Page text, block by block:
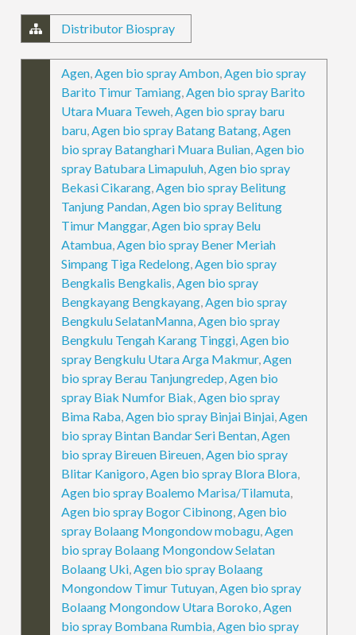
Distributor Biospray
Agen,Agen bio spray Ambon,Agen bio spray
Barito Timur Tamiang,Agen bio spray Barito
Utara Muara Teweh,Agen bio spray baru
baru,Agen bio spray Batang Batang,Agen
bio spray Batanghari Muara Bulian,Agen bio
spray Batubara Limapuluh,Agen bio spray
Bekasi Cikarang,Agen bio spray Belitung
Tanjung Pandan,Agen bio spray Belitung
Timur Manggar,Agen bio spray Belu
Atambua,Agen bio spray Bener Meriah
Simpang Tiga Redelong,Agen bio spray
Bengkalis Bengkalis,Agen bio spray
Bengkayang Bengkayang,Agen bio spray
Bengkulu SelatanManna,Agen bio spray
Bengkulu Tengah Karang Tinggi,Agen bio
spray Bengkulu Utara Arga Makmur,Agen
bio spray Berau Tanjungredep,Agen bio
spray Biak Numfor Biak,Agen bio spray
Bima Raba,Agen bio spray Binjai Binjai,Agen
bio spray Bintan Bandar Seri Bentan,Agen
bio spray Bireuen Bireuen,Agen bio spray
Blitar Kanigoro,Agen bio spray Blora Blora,
Agen bio spray Boalemo Marisa/Tilamuta,
Agen bio spray Bogor Cibinong,Agen bio
spray Bolaang Mongondow mobagu,Agen
bio spray Bolaang Mongondow Selatan
Bolaang Uki,Agen bio spray Bolaang
Mongondow Timur Tutuyan,Agen bio spray
Bolaang Mongondow Utara Boroko,Agen
bio spray Bombana Rumbia,Agen bio spray